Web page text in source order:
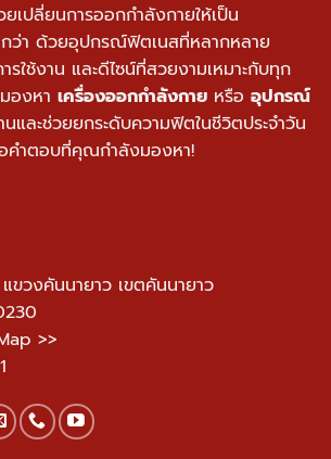
ยเปลี่ยนการออกกำลังกายให้เป็น
ว่า ด้วยอุปกรณ์ฟิตเนสที่หลากหลาย
ใช้งาน และดีไซน์ที่สวยงามเหมาะกับทุก
องหา เครื่องออกกำลังกาย หรือ อุปกรณ์
นและช่วยยกระดับความฟิตในชีวิตประจำวัน
คำตอบที่คุณกำลังมองหา!
ขวงคันนายาว เขตคันนายาว
>>